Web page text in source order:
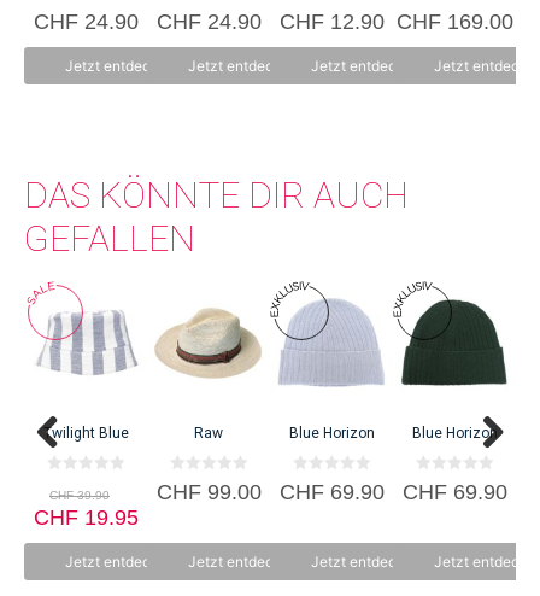
Konsumbewusstseins nach mehr Sinn und Nachhaltigkeit sowie der
Modernisierung von Fair Trade und Öko entsprechen. Wir sind
Changemaker.
0
v
CHF24.90
Jetzt entdecken
0
v
CHF24.90
Jetzt entdecken
0
v
CHF12.90
Jetzt entdecken
0
v
CHF169.00
Jetzt
DAS KÖNNTE DIR AUCH
GEFALLEN
Twilight Blue
v
o
n
5
CHF39.90
Ursprünglicher
Preis
CHF 39.90
CHF19.95Aktueller
Preis
ist:
CHF 19.95.
Jetzt entdecken
Raw
0
v
5
CHF99.00
Jetzt entdecken
Blue Horizon
0
v
5
CHF69.90
Jetzt entdecken
Blue Horizon
0
v
5
CHF69.90
Jetzt